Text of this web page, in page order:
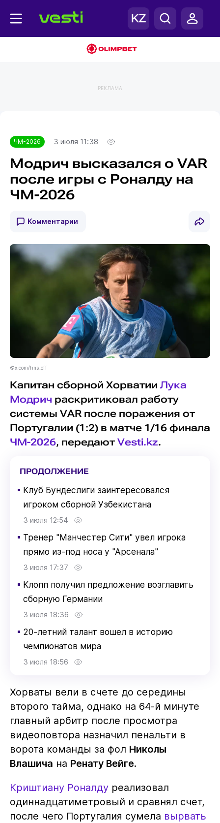
РЕКЛАМА
ЧМ-2026 3 июля 11:38
Модрич высказался о VAR
после игры с Роналду на
ЧМ-2026
Комментарии
©x.com/hns_cff
Капитан сборной Хорватии Лука
Модрич раскритиковал работу
системы VAR после поражения от
Португалии (1:2) в матче 1/16 финала
ЧМ-2026, передают Vesti.kz.
ПРОДОЛЖЕНИЕ
▪ Клуб Бундеслиги заинтересовался
игроком сборной Узбекистана
3 июля 12:54
▪ Тренер "Манчестер Сити" увел игрока
прямо из-под носа у "Арсенала"
3 июля 17:37
▪ Клопп получил предложение возглавить
сборную Германии
3 июля 18:36
▪ 20-летний талант вошел в историю
чемпионатов мира
3 июля 18:56
Хорваты вели в счете до середины
второго тайма, однако на 64-й минуте
главный арбитр после просмотра
видеоповтора назначил пенальти в
ворота команды за фол Николы
Влашича на Ренату Вейге.
Криштиану Роналдуреализовал
одиннадцатиметровый и сравнял счет,
после чего Португалия сумела вырвать